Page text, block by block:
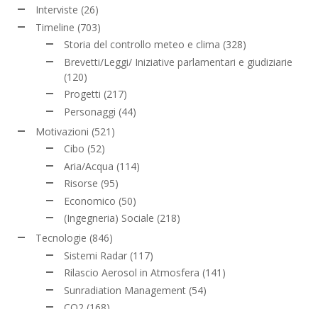
Interviste (26)
Timeline (703)
Storia del controllo meteo e clima (328)
Brevetti/Leggi/ Iniziative parlamentari e giudiziarie
(120)
Progetti (217)
Personaggi (44)
Motivazioni (521)
Cibo (52)
Aria/Acqua (114)
Risorse (95)
Economico (50)
(Ingegneria) Sociale (218)
Tecnologie (846)
Sistemi Radar (117)
Rilascio Aerosol in Atmosfera (141)
Sunradiation Management (54)